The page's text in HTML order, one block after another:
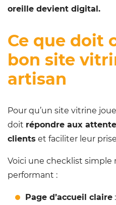
oreille devient digital.
Ce que doit
bon site
artisan
Pour qu’un site vitrine
doit répondre aux
clients et faciliter leur
Voici une checklist simple
performant :
Page d’accueil claire